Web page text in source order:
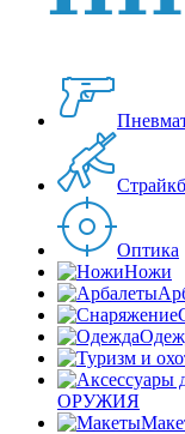
Оптика
Ножи
ОРУЖИЯ